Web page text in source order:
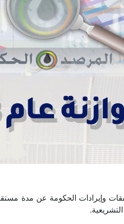
وإيرادات الحكومة عن مدة